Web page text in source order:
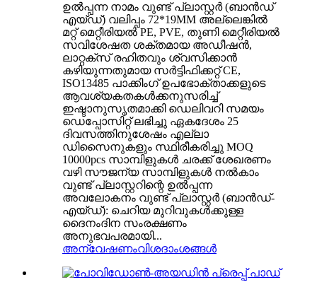
ഉൽപ്പന്ന നാമം വുണ്ട് പ്ലാസ്റ്റർ (ബാൻഡ്
എയ്ഡ്) വലിപ്പം 72*19MM അല്ലെങ്കിൽ
മറ്റ് മെറ്റീരിയൽ PE, PVE, തുണി മെറ്റീരിയൽ
സവിശേഷത ശക്തമായ അഡീഷൻ,
ലാറ്റക്സ് രഹിതവും ശ്വസിക്കാൻ
കഴിയുന്നതുമായ സർട്ടിഫിക്കറ്റ് CE,
ISO13485 പാക്കിംഗ് ഉപഭോക്താക്കളുടെ
ആവശ്യകതകൾക്കനുസരിച്ച്
ഇഷ്ടാനുസൃതമാക്കി ഡെലിവറി സമയം
ഡെപ്പോസിറ്റ് ലഭിച്ചു ഏകദേശം 25
ദിവസത്തിനുശേഷം എല്ലാ
ഡിസൈനുകളും സ്ഥിരീകരിച്ചു MOQ
10000pcs സാമ്പിളുകൾ ചരക്ക് ശേഖരണം
വഴി സൗജന്യ സാമ്പിളുകൾ നൽകാം
വുണ്ട് പ്ലാസ്റ്ററിന്റെ ഉൽപ്പന്ന
അവലോകനം വുണ്ട് പ്ലാസ്റ്റർ (ബാൻഡ്-
എയ്ഡ്): ചെറിയ മുറിവുകൾക്കുള്ള
ദൈനംദിന സംരക്ഷണം
അനുഭവപരമായി...
അന്വേഷണംവിശദാംശങ്ങൾ